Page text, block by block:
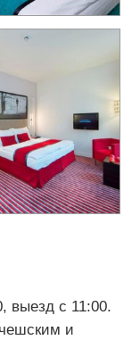
выезд с 11:00.
и